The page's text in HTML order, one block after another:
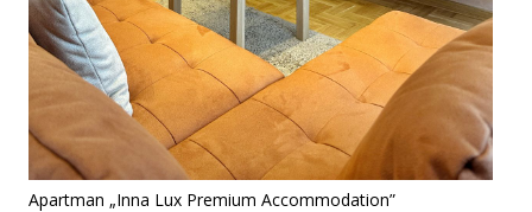
Apartman „Inna Lux Premium Accommodation”